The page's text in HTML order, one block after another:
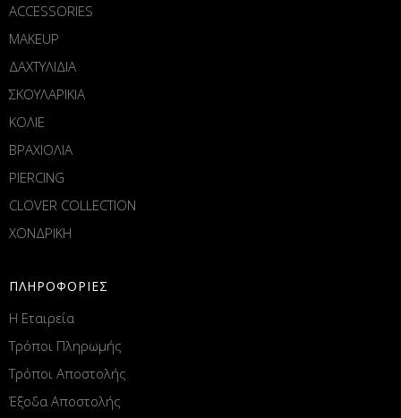
ACCESSORIES
MAKEUP
ΔΑΧΤΥΛΙΔΙΑ
ΣΚΟΥΛΑΡΙΚΙΑ
ΚΟΛΙΕ
ΒΡΑΧΙΟΛΙΑ
PIERCING
CLOVER COLLECTION
ΧΟΝΔΡΙΚΗ
ΠΛΗΡΟΦΟΡΙΕΣ
Η Εταιρεία
Τρόποι Πληρωμής
Τρόποι Αποστολής
Έξοδα Αποστολής